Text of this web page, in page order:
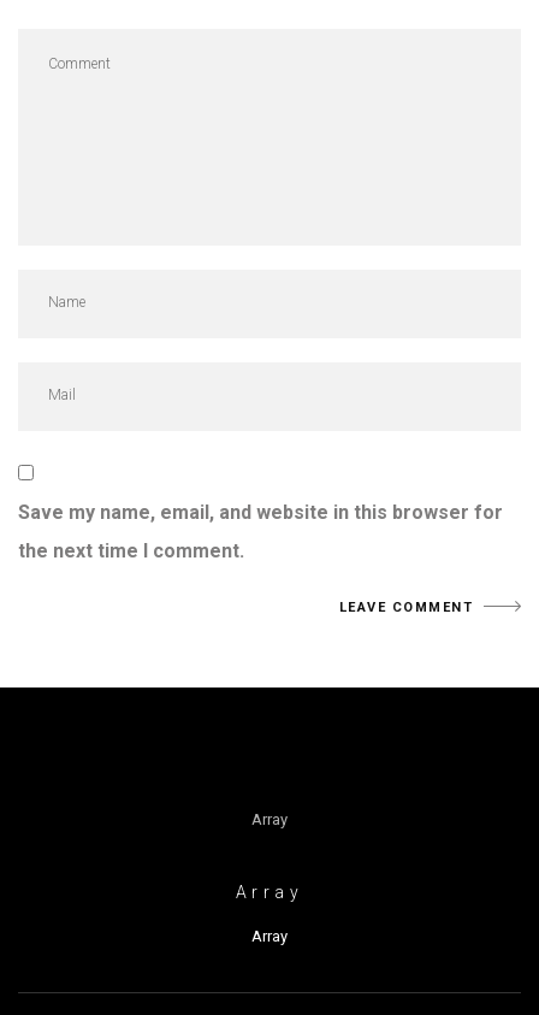
Save my name, email, and website in this browser for
the next time I comment.
Array
Array
Array